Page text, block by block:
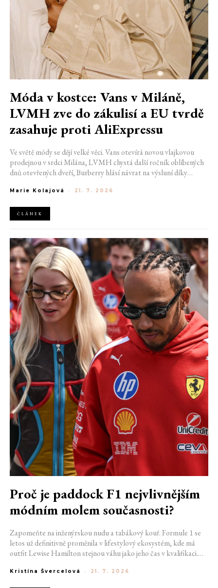
Móda v kostce: Vans v Miláně,
LVMH zve do zákulisí a EU tvrdě
zasahuje proti AliExpressu
Ve světě módy se dějí velké věci. Vans otevírá novou vlajkovou
prodejnou v srdci Milána, LVMH chystá další ročník oblíbených
dnů otevřených dveří, Burberry hlásí návrat na výsluní díky
AliExpress.
Marie Kolajová - 21. 7. 2026
ČLÁNEK
Proč je paddock F1 nejvlivnějším
módním molem současnosti?
Zapomeňte na inženýrskou nudu a tabákový kouř. Formule 1 se
letos už definitivně proměnila v lifestylový ekosystém, kde má
outfit Lewise Hamilton stejnou váhu jako jeho čas v kvalifikaci.
nové generace influencerů a fenoménu manželek a partnerek
Kristína Švercelová - 21. 7. 2026